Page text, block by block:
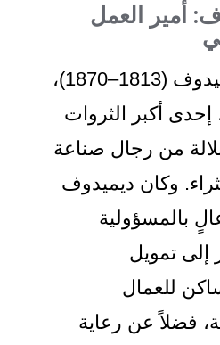
العمل
ورث أناتولي ديميدوف (1813–1870)،
الثروات
رجال صناعة
ديميدوف
عن رعاية